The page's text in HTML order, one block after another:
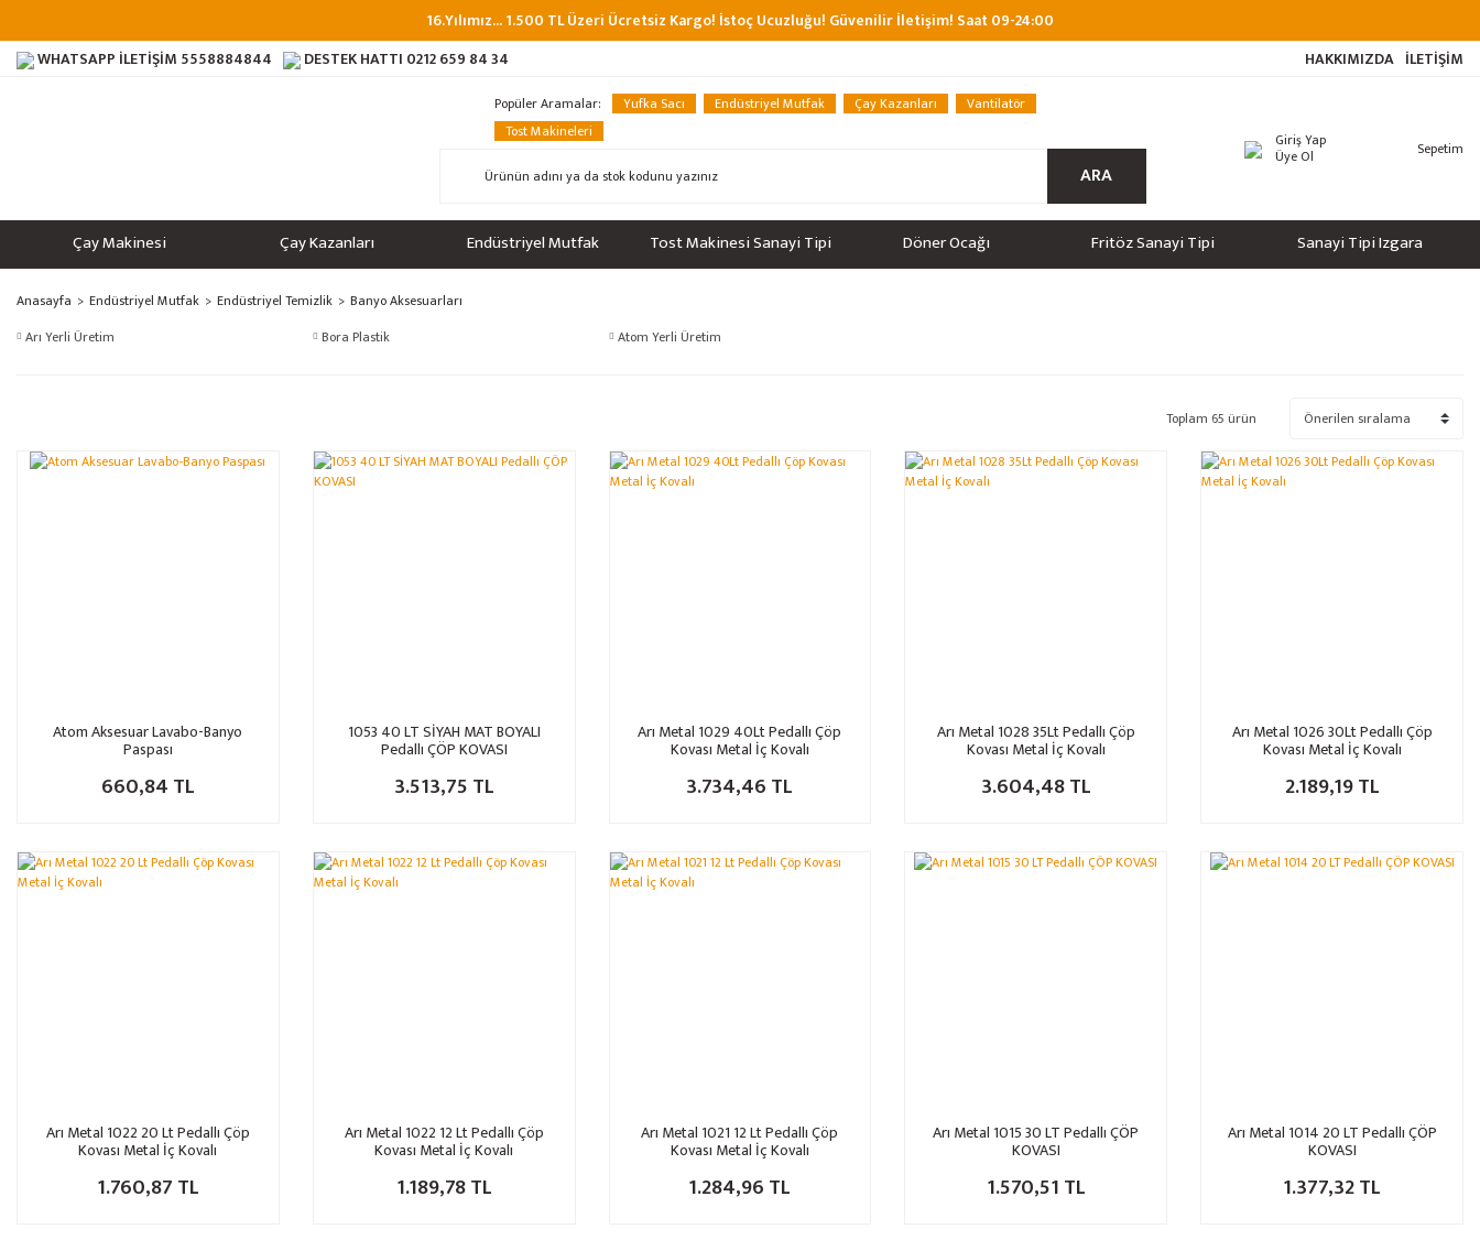
16.Yılımız... 1.500 TL Üzeri Ücretsiz Kargo! İstoç Ucuzluğu! Güvenilir İletişim! Saat 09-24:00
WHATSAPP İLETİŞİM 5558884844 DESTEK HATTI 0212 659 84 34 HAKKIMIZDA İLETİŞİM
Popüler Aramalar: Yufka Sacı Endüstriyel Mutfak Çay Kazanları
Vantilatör
Tost Makineleri
ARA
Giriş Yap
Üye Ol Sepetim
Çay Makinesi Çay Kazanları Endüstriyel Mutfak Tost Makinesi Sanayi Tipi Döner Ocağı Fritöz Sanayi Tipi Sanayi Tipi Izgara
Anasayfa Endüstriyel Mutfak Endüstriyel Temizlik
Banyo Aksesuarları
Arı Yerli Üretim
Bora Plastik Atom Yerli Üretim
Toplam 65 ürün
Atom Aksesuar Lavabo-Banyo
Paspası
660,84 TL
1053 40 LT SİYAH MAT BOYALI
Pedallı ÇÖP KOVASI
3.513,75 TL
Arı Metal 1029 40Lt Pedallı Çöp
Kovası Metal İç Kovalı
3.734,46 TL
Arı Metal 1028 35Lt Pedallı Çöp
Kovası Metal İç Kovalı
3.604,48 TL
Arı Metal 1026 30Lt Pedallı Çöp
Kovası Metal İç Kovalı
2.189,19 TL
Arı Metal 1022 20 Lt Pedallı Çöp
Kovası Metal İç Kovalı
1.760,87 TL
Arı Metal 1022 12 Lt Pedallı Çöp
Kovası Metal İç Kovalı
1.189,78 TL
Arı Metal 1021 12 Lt Pedallı Çöp
Kovası Metal İç Kovalı
1.284,96 TL
Arı Metal 1015 30 LT Pedallı ÇÖP
KOVASI
1.570,51 TL
Arı Metal 1014 20 LT Pedallı ÇÖP
KOVASI
1.377,32 TL